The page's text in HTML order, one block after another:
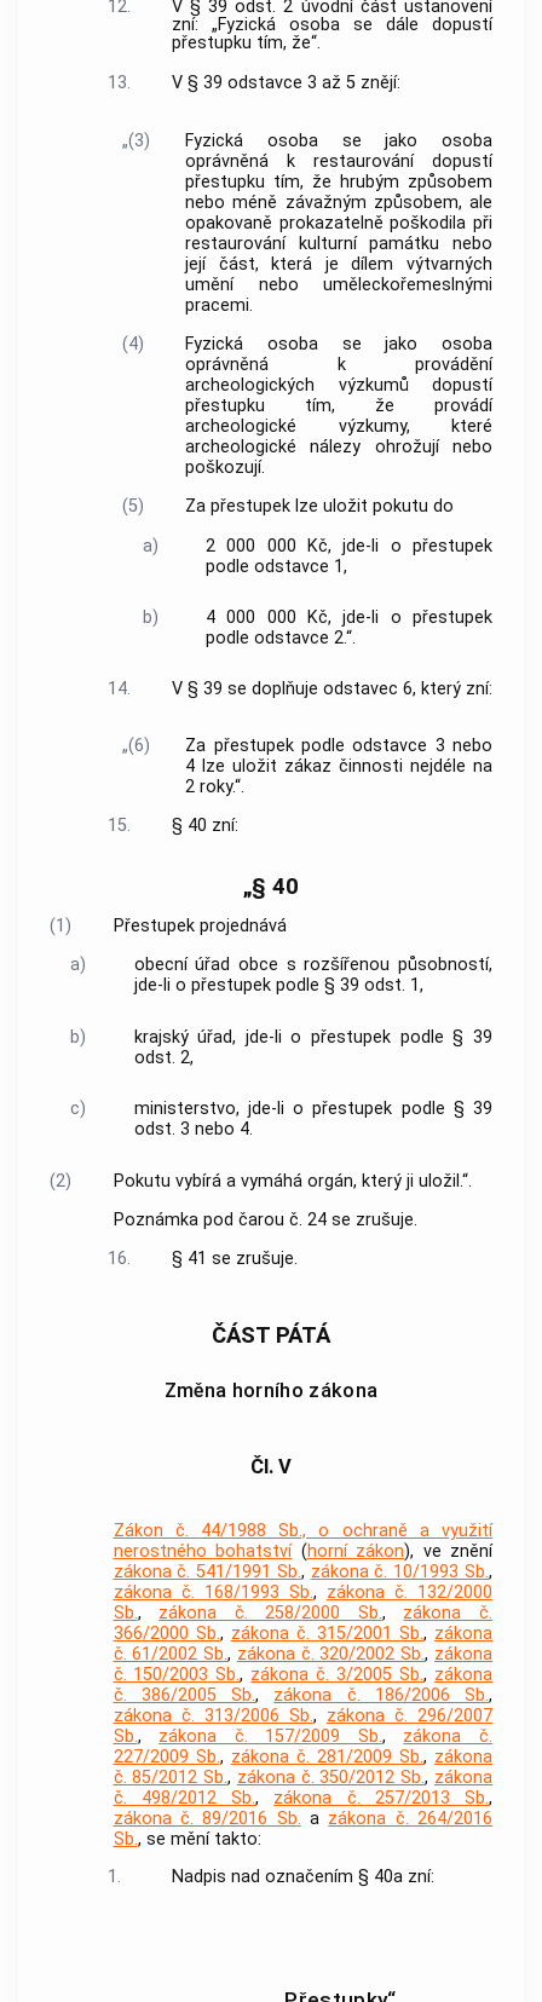
12.
V § 39 odst. 2 úvodní část ustanovení
zní: „Fyzická osoba se dále dopustí
přestupku tím, že“.
13.
V § 39 odstavce 3 až 5 znějí:
„(3)
Fyzická osoba se jako osoba
oprávněná k restaurování dopustí
přestupku tím, že hrubým způsobem
nebo méně závažným způsobem, ale
opakovaně prokazatelně poškodila při
restaurování kulturní památku nebo
její část, která je dílem výtvarných
umění nebo uměleckořemeslnými
pracemi.
(4)
Fyzická osoba se jako osoba
oprávněná k provádění
archeologických výzkumů dopustí
přestupku tím, že provádí
archeologické výzkumy, které
archeologické nálezy ohrožují nebo
poškozují.
(5)
Za přestupek lze uložit pokutu do
a)
2 000 000 Kč, jde-li o přestupek
podle odstavce 1,
b)
4 000 000 Kč, jde-li o přestupek
podle odstavce 2.“.
14. V § 39 se doplňuje odstavec 6, který zní:
„(6)
Za přestupek podle odstavce 3 nebo
4 lze uložit zákaz činnosti nejdéle na
2 roky.“.
15.
§ 40 zní:
„§ 40
(1)
Přestupek projednává
a)
obecní úřad obce s rozšířenou působností,
jde-li o přestupek podle § 39 odst. 1,
b)
krajský úřad, jde-li o přestupek podle § 39
odst. 2,
c)
ministerstvo, jde-li o přestupek podle § 39
odst. 3 nebo 4.
(2)
Pokutu vybírá a vymáhá orgán, který ji uložil.“.
Poznámka pod čarou č. 24 se zrušuje.
16.
§ 41 se zrušuje.
ČÁST PÁTÁ
Změna horního zákona
Čl. V
Zákon č. 44/1988 Sb., o ochraně a využití
nerostného bohatství(horní zákon), ve znění
zákona č. 541/1991 Sb., zákona č. 10/1993 Sb.,
zákona č. 168/1993 Sb., zákona č. 132/2000
Sb., zákona č. 258/2000 Sb., zákona č.
366/2000 Sb., zákona č. 315/2001 Sb., zákona
č. 61/2002 Sb., zákona č. 320/2002 Sb., zákona
č. 150/2003 Sb., zákona č. 3/2005 Sb., zákona
č. 386/2005 Sb., zákona č. 186/2006 Sb.,
zákona č. 313/2006 Sb., zákona č. 296/2007
Sb., zákona č. 157/2009 Sb., zákona č.
227/2009 Sb., zákona č. 281/2009 Sb., zákona
č. 85/2012 Sb., zákona č. 350/2012 Sb., zákona
č. 498/2012 Sb., zákona č. 257/2013 Sb.,
zákona č. 89/2016 Sb. a zákona č. 264/2016
Sb., se mění takto:
1.
Nadpis nad označením § 40a zní: